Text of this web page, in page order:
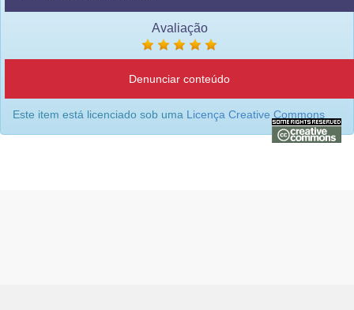
Avaliação
Denunciar conteúdo
Este item está licenciado sob uma Licença Creative Commons